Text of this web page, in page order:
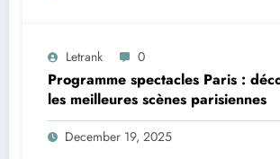
Letrank 0
Programme spectacles Paris :
les meilleures scènes parisiennes
December 19, 2025